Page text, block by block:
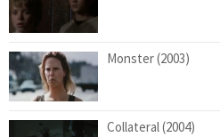
Monster (2003)
Collateral (2004)